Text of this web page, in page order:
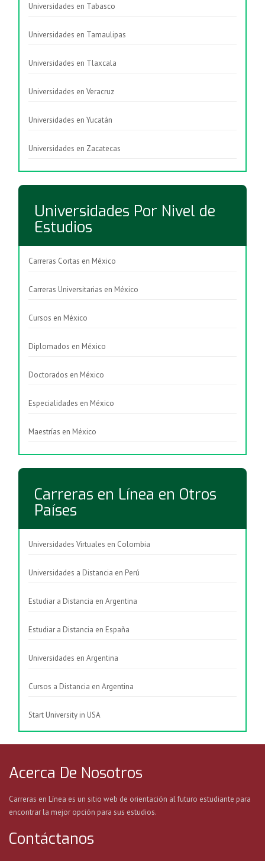
Universidades en Tabasco
Universidades en Tamaulipas
Universidades en Tlaxcala
Universidades en Veracruz
Universidades en Yucatán
Universidades en Zacatecas
Universidades Por Nivel de
Estudios
Carreras Cortas en México
Carreras Universitarias en México
Cursos en México
Diplomados en México
Doctorados en México
Especialidades en México
Maestrías en México
Carreras en Línea en Otros
Países
Universidades Virtuales en Colombia
Universidades a Distancia en Perú
Estudiar a Distancia en Argentina
Estudiar a Distancia en España
Universidades en Argentina
Cursos a Distancia en Argentina
Start University in USA
Acerca De Nosotros
Carreras en Línea es un sitio web de orientación al futuro estudiante para
encontrar la mejor opción para sus estudios.
Contáctanos